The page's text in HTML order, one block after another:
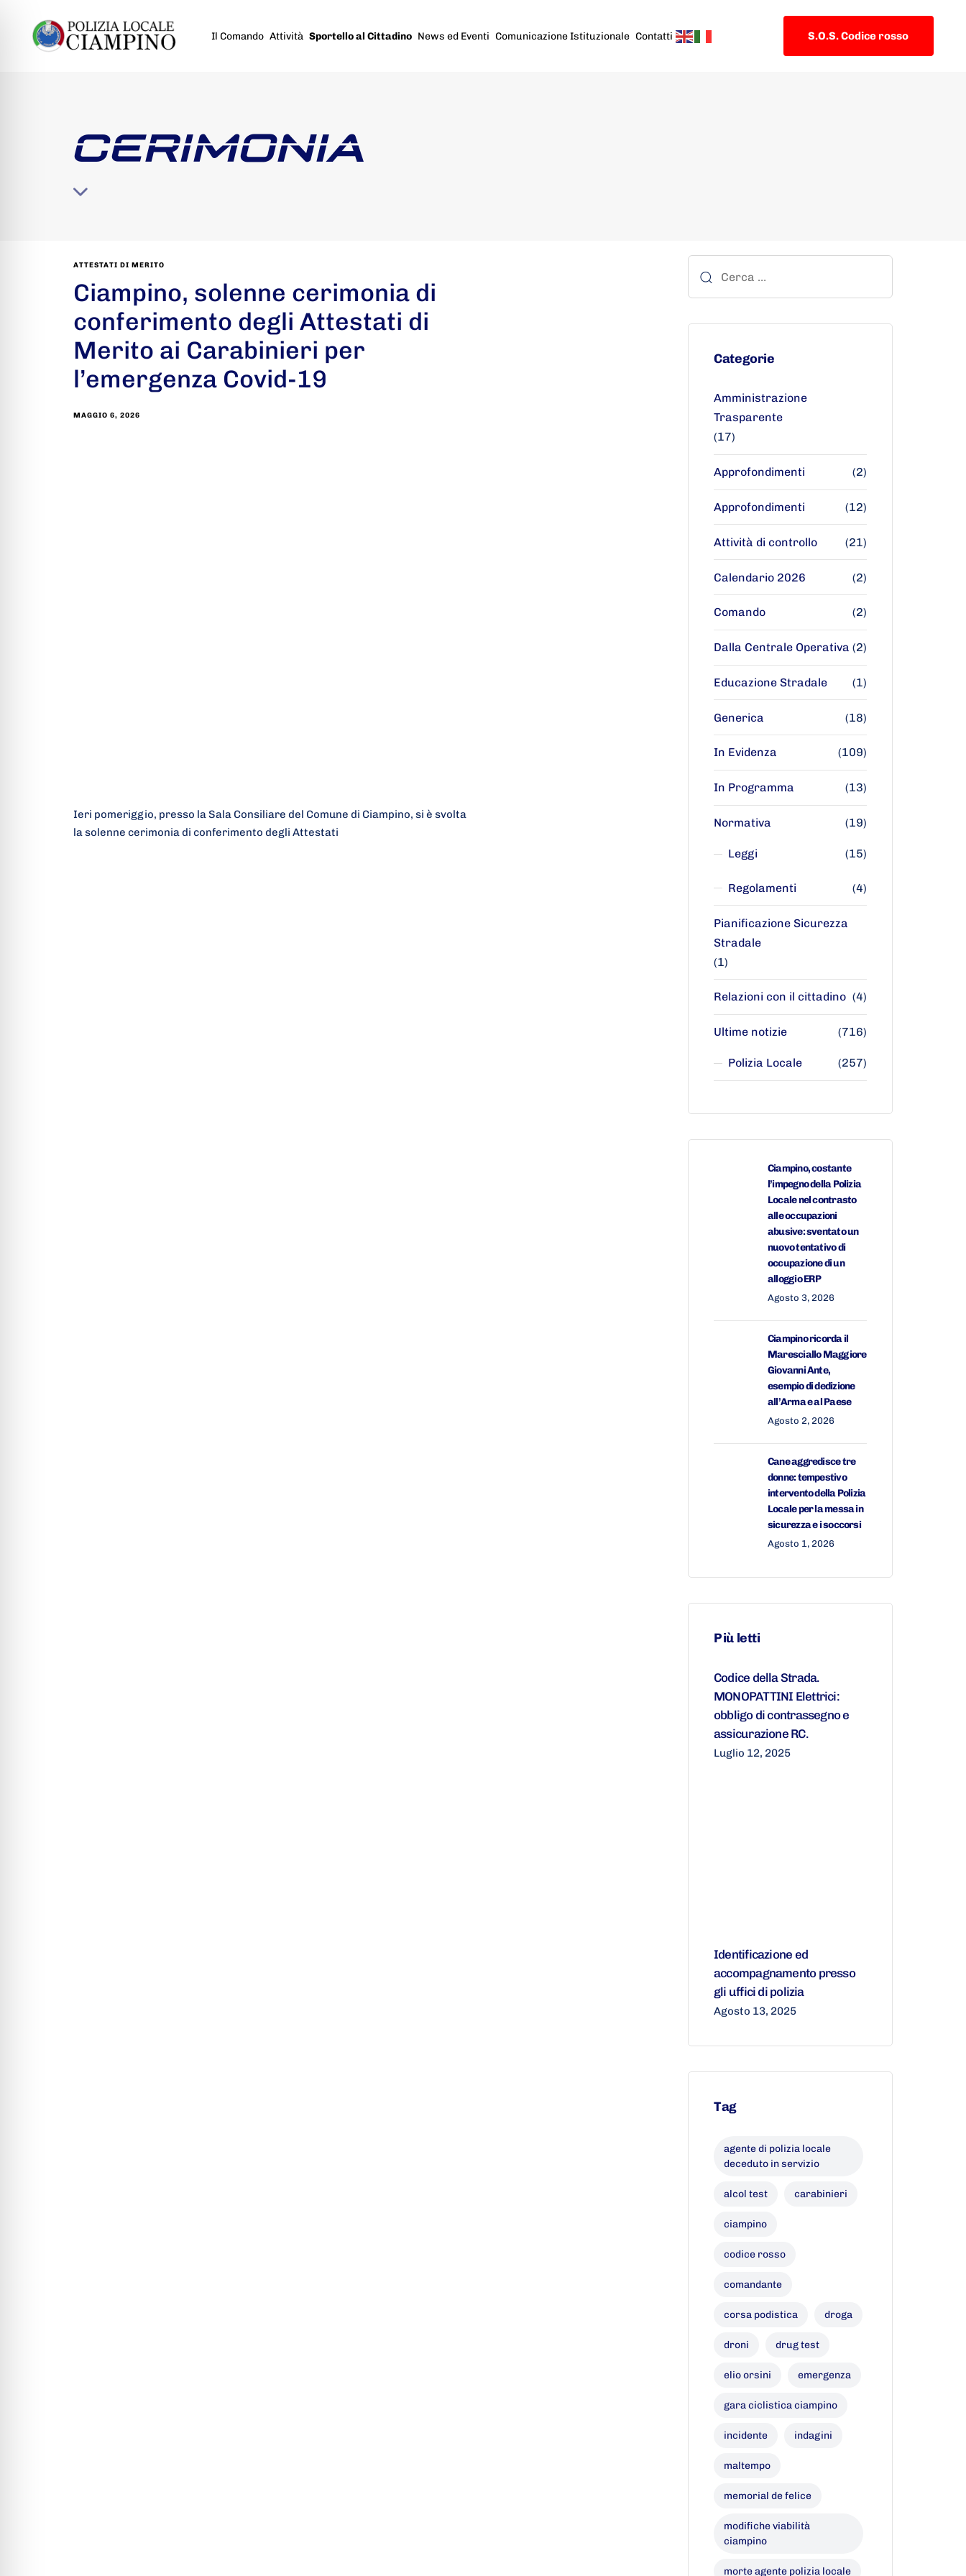
Il Comando Attività Sportello al Cittadino News ed Eventi Comunicazione Istituzionale Contatti S.O.S. Codice rosso
CERIMONIA
ATTESTATI DI MERITO
Ciampino, solenne cerimonia di
conferimento degli Attestati di
Merito ai Carabinieri per
l’emergenza Covid-19
MAGGIO 6, 2026
Ieri pomeriggio, presso la Sala Consiliare del Comune di Ciampino, si è svolta
la solenne cerimonia di conferimento degli Attestati
Categorie
Amministrazione
Trasparente
(17)
Approfondimenti (2)
Approfondimenti (12)
Attività di controllo (21)
Calendario 2026 (2)
Comando (2)
Dalla Centrale Operativa (2)
Educazione Stradale (1)
Generica (18)
In Evidenza (109)
In Programma (13)
Normativa (19)
Leggi (15)
Regolamenti (4)
Pianificazione Sicurezza
Stradale
(1)
Relazioni con il cittadino (4)
Ultime notizie (716)
Polizia Locale (257)
Ciampino, costante
l’impegno della Polizia
Locale nel contrasto
alle occupazioni
abusive: sventato un
nuovo tentativo di
occupazione di un
alloggio ERP
Agosto 3, 2026
Ciampino ricorda il
Maresciallo Maggiore
Giovanni Ante,
esempio di dedizione
all’Arma e al Paese
Agosto 2, 2026
Cane aggredisce tre
donne: tempestivo
intervento della Polizia
Locale per la messa in
sicurezza e i soccorsi
Agosto 1, 2026
Più letti
Codice della Strada.
MONOPATTINI Elettrici:
obbligo di contrassegno e
assicurazione RC.
Luglio 12, 2025
Identificazione ed
accompagnamento presso
gli uffici di polizia
Agosto 13, 2025
Tag
agente di polizia locale
deceduto in servizio
alcol test carabinieri
ciampino
codice rosso
comandante
corsa podistica droga
droni drug test
elio orsini emergenza
gara ciclistica ciampino
incidente indagini
maltempo
memorial de felice
modifiche viabilità
ciampino
morte agente polizia locale